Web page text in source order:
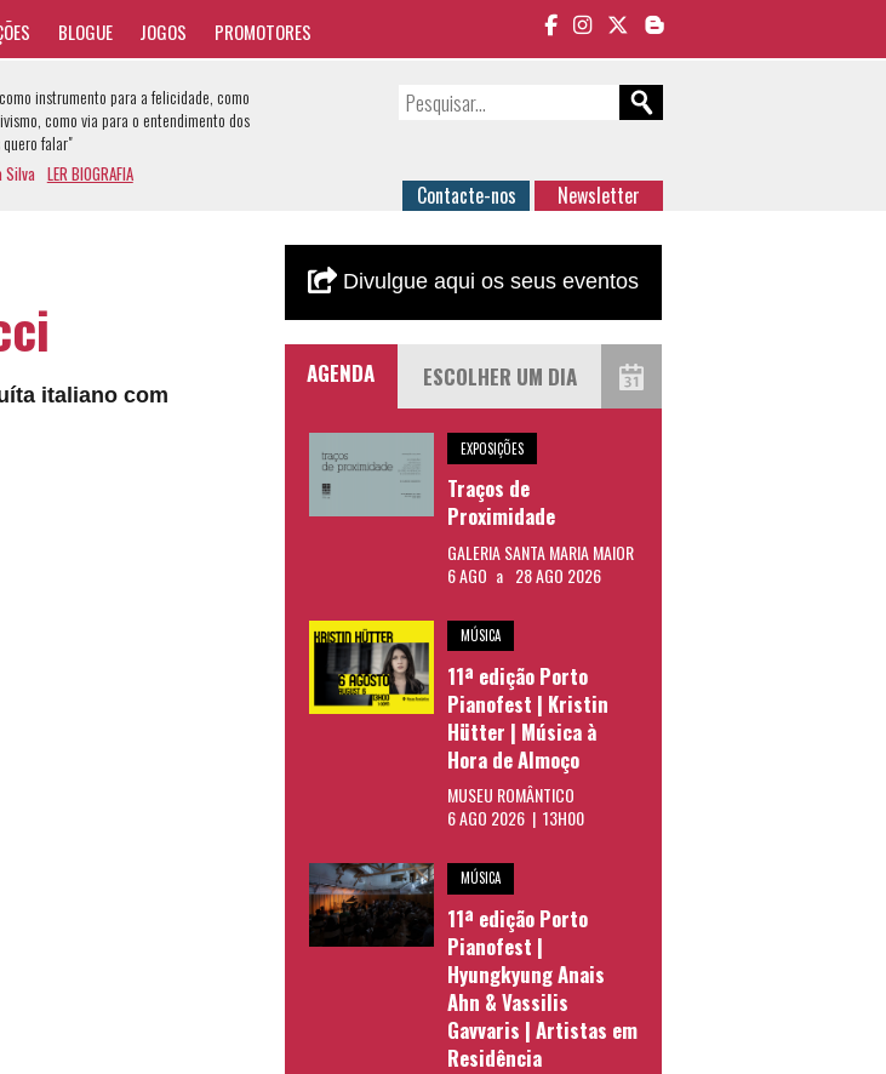
BLOGUE JOGOS PROMOTORES
instrumento para a felicidade, como
como via para o entendimento dos
quero falar"
Silva LER BIOGRAFIA
Contacte-nos Newsletter
italiano com
Divulgue aqui os seus eventos
AGENDA
EXPOSIÇÕES
Traços de
Proximidade
GALERIA SANTA MARIA MAIOR
6 AGO a 28 AGO 2026
MÚSICA
11ª edição Porto
Pianofest | Kristin
Hütter | Música à
Hora de Almoço
MUSEU ROMÂNTICO
6 AGO 2026 | 13H00
MÚSICA
11ª edição Porto
Pianofest |
Hyungkyung Anais
Ahn & Vassilis
Gavvaris | Artistas em
Residência